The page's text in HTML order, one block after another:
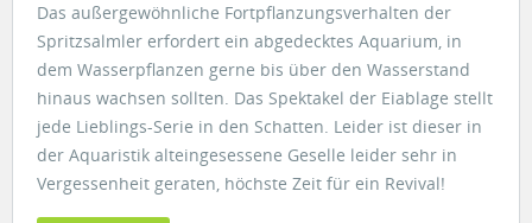
Das außergewöhnliche Fortpflanzungsverhalten der
Spritzsalmler erfordert ein abgedecktes Aquarium, in
dem Wasserpflanzen gerne bis über den Wasserstand
hinaus wachsen sollten. Das Spektakel der Eiablage stellt
jede Lieblings-Serie in den Schatten. Leider ist dieser in
der Aquaristik alteingesessene Geselle leider sehr in
Vergessenheit geraten, höchste Zeit für ein Revival!